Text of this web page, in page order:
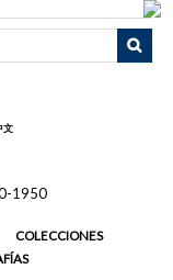
文
COLECCIONES